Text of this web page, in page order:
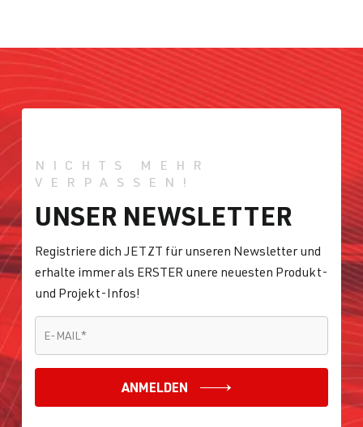
NICHTS MEHR
VERPASSEN!
UNSER NEWSLETTER
Registriere dich JETZT für unseren Newsletter und
erhalte immer als ERSTER unere neuesten Produkt-
und Projekt-Infos!
E-MAIL *
ANMELDEN